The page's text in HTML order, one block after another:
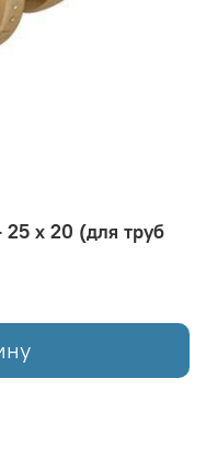
25 x 20 (для труб